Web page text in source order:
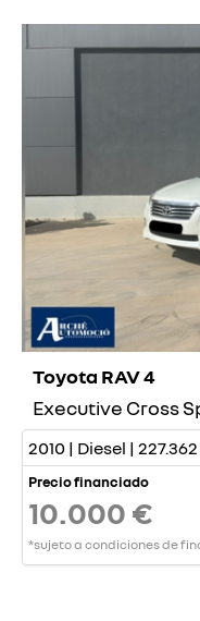
Toyota RAV 4
Executive Cross
2010 | Diesel |
Precio financiado
10.000 €
*sujeto a condiciones de